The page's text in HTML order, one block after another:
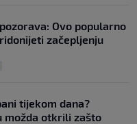
Ovo popularno
začepljenju
tijekom dana?
možda otkrili zašto